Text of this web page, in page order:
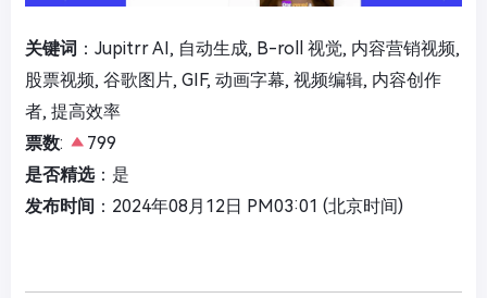
关键词 ：Jupitrr AI, 自动生成, B-roll 视觉, 内容营销视频,
股票视频, 谷歌图片, GIF, 动画字幕, 视频编辑, 内容创作
者, 提高效率
票数:
799
是否精选：是
发布时间 ：2024年08月12日 PM03:01 (北京时间)